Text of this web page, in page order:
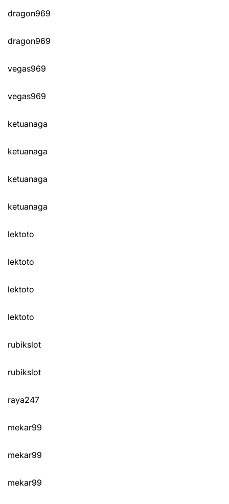
dragon969
dragon969
vegas969
vegas969
ketuanaga
ketuanaga
ketuanaga
ketuanaga
lektoto
lektoto
lektoto
lektoto
rubikslot
rubikslot
raya247
mekar99
mekar99
mekar99